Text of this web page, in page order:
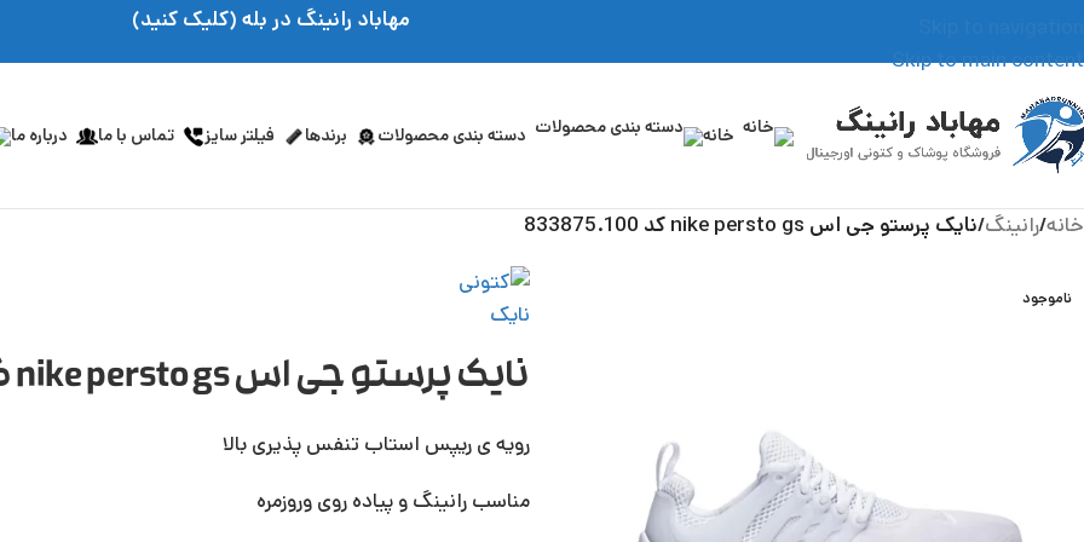
Skip to main content
مهاباد رانینگ در بله (کلیک کنید)
خانه دسته بندی محصولات برندها فیلتر سایز تماس با ما درباره ما
خانه/رانینگ/نایک پرستو جی اس nike persto gs کد 833875.100
ناموجود
نایک پرستو جی اس nike persto gs کد 833875.100
رویه ی ریپس استاب تنفس پذیری بالا
مناسب رانینگ و پیاده روی وروزمره